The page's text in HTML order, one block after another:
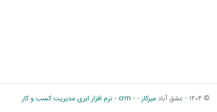
© ۱۴۰۴ - عشق آباد میزکار - - crm - نرم افزار ابری مدیریت کسب و کار